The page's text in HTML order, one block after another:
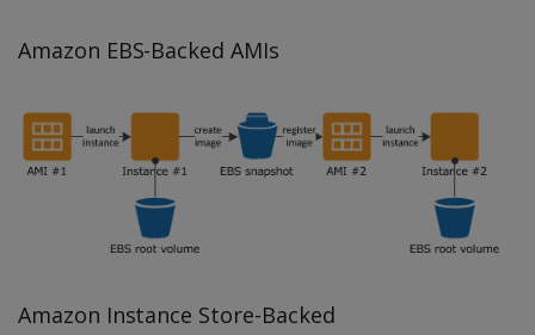
Amazon EBS-Backed AMIs
Amazon Instance Store-Backed